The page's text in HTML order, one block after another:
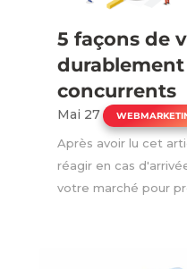
5 façons de
concurrents
Mai 27|
Après avoir lu cet
réagir en cas
votre marché pour